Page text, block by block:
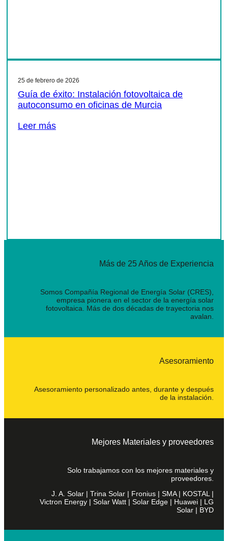
25 de febrero de 2026
Guía de éxito: Instalación fotovoltaica de
autoconsumo en oficinas de Murcia
Leer más
Más de 25 Años de Experiencia
Somos Compañía Regional de Energía Solar (CRES),
empresa pionera en el sector de la energía solar
fotovoltaica. Más de dos décadas de trayectoria nos
avalan.
Asesoramiento
Asesoramiento personalizado antes, durante y después
de la instalación.
Mejores Materiales y proveedores
Solo trabajamos con los mejores materiales y
proveedores.
J. A. Solar | Trina Solar | Fronius | SMA | KOSTAL |
Victron Energy | Solar Watt | Solar Edge | Huawei | LG
Solar | BYD